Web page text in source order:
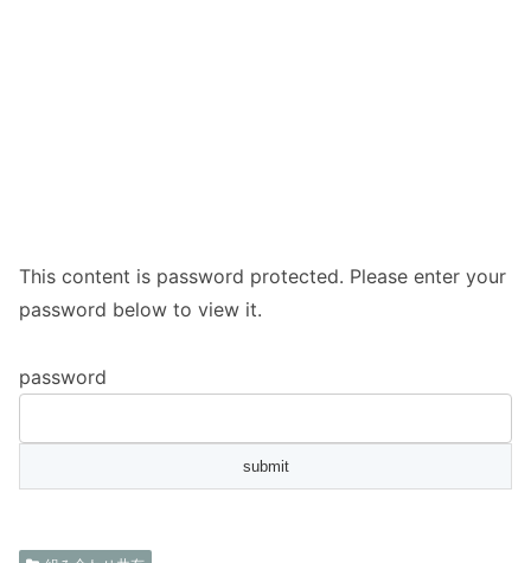
This content is password protected. Please enter your
password below to view it.
password